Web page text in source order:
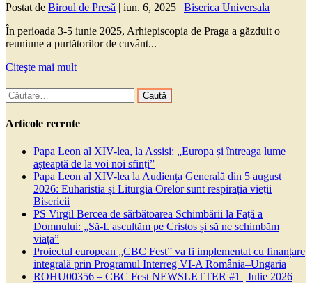
Postat de Biroul de Presă | iun. 6, 2025 | Biserica Universala
În perioada 3-5 iunie 2025, Arhiepiscopia de Praga a găzduit o
reuniune a purtătorilor de cuvânt...
Citeşte mai mult
Caută
după:
Articole recente
Papa Leon al XIV-lea, la Assisi: „Europa și întreaga lume
așteaptă de la voi noi sfinți”
Papa Leon al XIV-lea la Audiența Generală din 5 august
2026: Euharistia și Liturgia Orelor sunt respirația vieții
Bisericii
PS Virgil Bercea de sărbătoarea Schimbării la Față a
Domnului: „Să-L ascultăm pe Cristos și să ne schimbăm
viața”
Proiectul european „CBC Fest” va fi implementat cu finanțare
integrală prin Programul Interreg VI-A România–Ungaria
ROHU00356 – CBC Fest NEWSLETTER #1 | Iulie 2026